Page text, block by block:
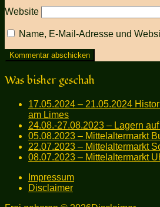
Website
Name, E-Mail-Adresse und
Was bisher geschah
17.05.2024 – 21.05.2024
am Limes
24.08.-27.08.2023 – Lagern
05.08.2023 – Mittelaltermarkt
22.07.2023 – Mittelaltermarkt
08.07.2023 – Mittelaltermarkt
Impressum
Disclaimer